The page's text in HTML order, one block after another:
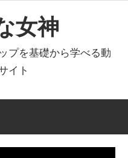
女神
プを基礎から学べる動
イト